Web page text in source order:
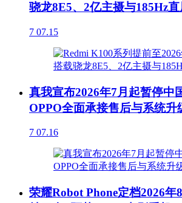
骁龙8E5、2亿主摄与185Hz直
7 07.15
真我宣布2026年7月起暂停中
OPPO全面承接售后与系统升
7 07.16
荣耀Robot Phone定档2026年